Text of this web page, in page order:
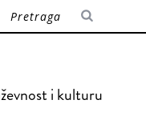
i kulturu